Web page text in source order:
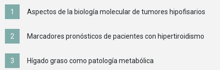
Aspectos de la biología molecular de tumores hipofisarios
Marcadores pronósticos de pacientes con hipertiroidismo
Hígado graso como patología metabólica